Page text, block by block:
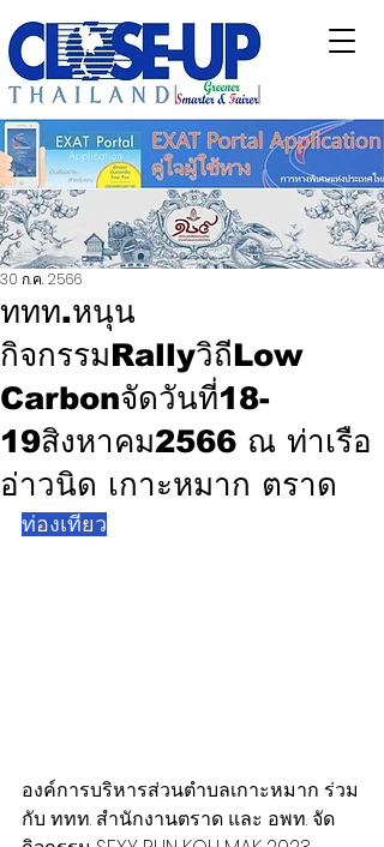
ททท.หนุน
กิจกรรมRallyวิถีLow
Carbonจัดวันที่18-
19สิงหาคม2566 ณ ท่าเรือ
อ่าวนิด เกาะหมาก ตราด
30 ก.ค. 2566
ท่องเที่ยว
องค์การบริหารส่วนตำบลเกาะหมาก ร่วม
กับ ททท. สำนักงานตราด และ อพท. จัด